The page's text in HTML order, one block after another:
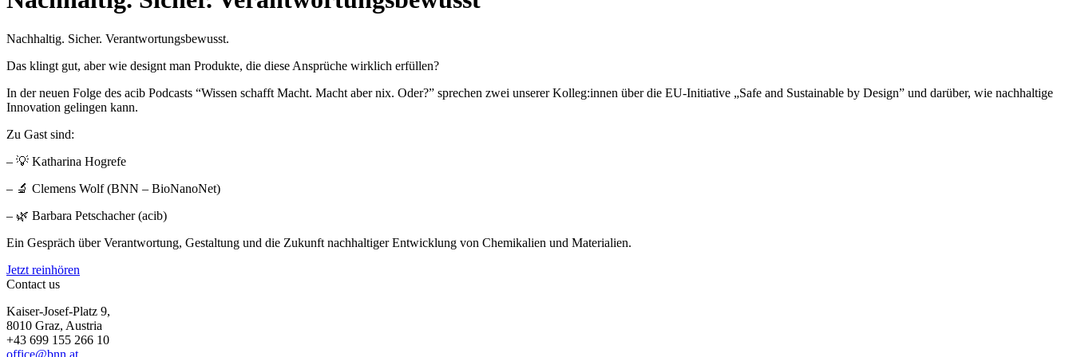
Nachhaltig. Sicher. Verantwortungsbewusst.
Das klingt gut, aber wie designt man Produkte, die diese Ansprüche wirklich erfüllen?
In der neuen Folge des acib Podcasts “Wissen schafft Macht. Macht aber nix. Oder?” sprechen zwei unserer Kolleg:innen über die EU-Initiative „Safe and Sustainable by Design” und darüber, wie nachhaltige
Innovation gelingen kann.
Zu Gast sind:
– 💡 Katharina Hogrefe
– 🔬 Clemens Wolf (BNN – BioNanoNet)
– 🌿 Barbara Petschacher (acib)
Ein Gespräch über Verantwortung, Gestaltung und die Zukunft nachhaltiger Entwicklung von Chemikalien und Materialien.
Jetzt reinhören
Contact us
Kaiser-Josef-Platz 9,
8010 Graz, Austria
+43 699 155 266 10
office@bnn.at